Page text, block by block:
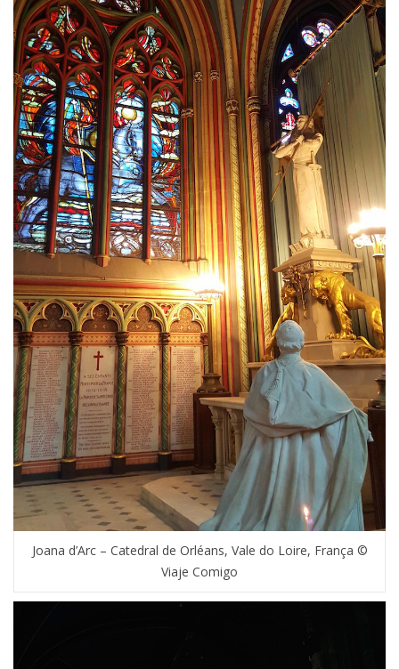
Joana d’Arc – Catedral de Orléans, Vale do Loire, França ©
Viaje Comigo